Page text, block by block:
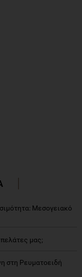
Μεσογειακό
μας;
στη Ρευματοειδή